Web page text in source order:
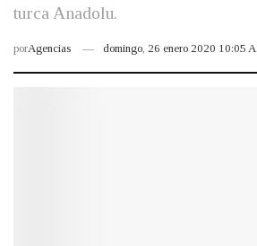
turca Anadolu.
porAgencias domingo, 26 enero 2020 10:05